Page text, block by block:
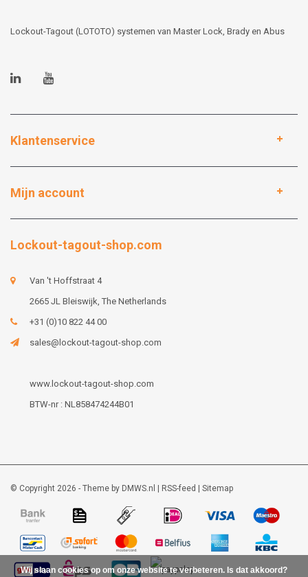
Lockout-Tagout (LOTOTO) systemen van Master Lock, Brady en Abus
Klantenservice
Mijn account
Lockout-tagout-shop.com
Van 't Hoffstraat 4
2665 JL Bleiswijk, The Netherlands
+31 (0)10 822 44 00
sales@lockout-tagout-shop.com
www.lockout-tagout-shop.com
BTW-nr : NL858474244B01
© Copyright 2026 - Theme by DMWS.nl RSS-feed Sitemap
Wij slaan cookies op om onze website te verbeteren. Is dat akkoord?